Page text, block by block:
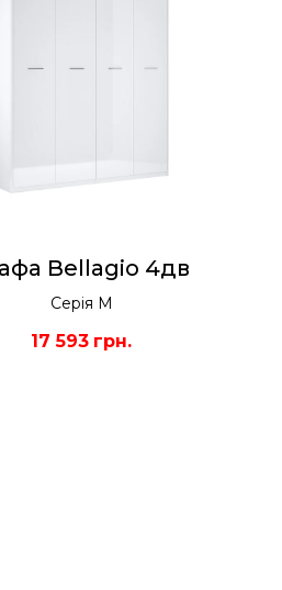
Bellagio 4дв
Серія М
17 593 грн.